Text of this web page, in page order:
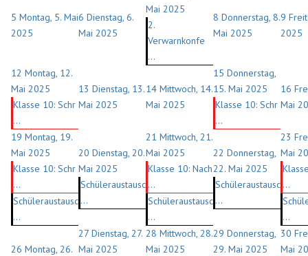
5 Montag, 5. Mai
2025
6 Dienstag, 6.
Mai 2025
Mai 2025
2.
Verwarnkonfe
...
8 Donnerstag, 8.
Mai 2025
9
2025
12 Montag, 12.
Mai 2025
Klasse 10: Schr
...
13 Dienstag, 13.
Mai 2025
14 Mittwoch, 14.
Mai 2025
15 Donnerstag,
15. Mai 2025
Klasse 10: Schr
...
16
Mai
19 Montag, 19.
Mai 2025
Klasse 10: Schr
...
Schüleraustausc
...
20 Dienstag, 20.
Mai 2025
Schüleraustausc
...
21 Mittwoch, 21.
Mai 2025
Klasse 10: Nach
...
Schüleraustausc
...
22 Donnerstag,
22. Mai 2025
Schüleraustausc
...
23
Mai
...
...
26 Montag, 26.
27 Dienstag, 27.
Mai 2025
28 Mittwoch, 28.
Mai 2025
29 Donnerstag,
29. Mai 2025
30
Mai